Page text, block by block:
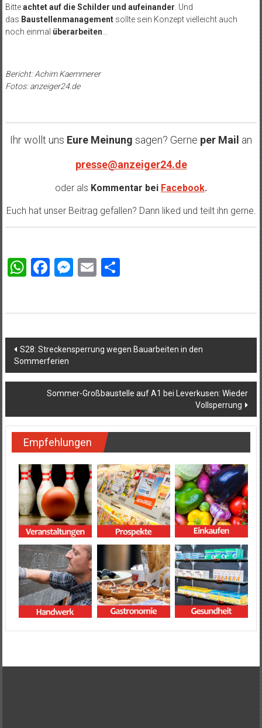
Bitteachtet auf die Schilder und aufeinander . Und
das Baustellenmanagementsollte sein Konzept vielleicht auch
noch einmal überarbeiten
Bericht: Achim Kaemmerer
Fotos: anzeiger24.de
Ihr wollt uns Eure Meinung sagen? Gerne per Mail an
presse@anzeiger24.de
oder als Kommentar bei Facebook.
Euch hat unser Beitrag gefallen? Dann liked und teilt ihn gerne.
WhatsApp
Facebook
Messenger
EmailTeilen
Beitragsnavigation
S28: Streckensperrung wegen Bauarbeiten in den
Sommerferien
Sommer-Großbaustelle auf A1 bei Leverkusen: Wieder
Vollsperrung
Empfehlungen